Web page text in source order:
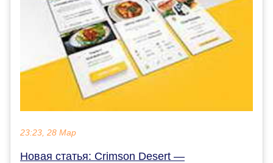
23:23, 28 Мар
Новая статья: Crimson Desert —